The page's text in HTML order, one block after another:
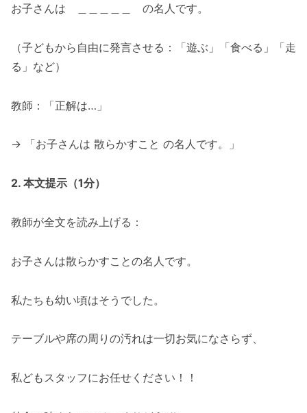
お子さんは ＿＿＿＿＿ の名人です。
（子どもから自由に発言させる：「遊ぶ」「食べる」「走
る」など）
教師：「正解は…」
→ 「お子さんは 散らかすこと の名人です。」
2. 本文提示（1分）
教師が全文を読み上げる：
お子さんは散らかすことの名人です。
私たちも幼い頃はそうでした。
テーブルや席の周りの汚れは一切お気になさらず、
私どもスタッフにお任せください！！